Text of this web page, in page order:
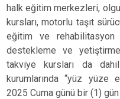
halk eğitim merkezleri,
kursları, motorlu taşıt
eğitim ve rehabilitasyon
destekleme ve
takviye kursları da
kurumlarında “yüz yüze
2025 Cuma günü bir (1)